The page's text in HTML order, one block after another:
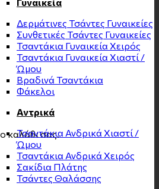
καλάθι σας.
Δερμάτινες Τσάντες Γυναικείες
Συνθετικές Τσάντες Γυναικείες
Τσαντάκια Γυναικεία Χειρός
Τσαντάκια Γυναικεία Χιαστί /
Ώμου
Βραδινά Τσαντάκια
Φάκελοι
Αντρικά
Τσαντάκια Ανδρικά Χιαστί /
Ώμου
Τσαντάκια Ανδρικά Χειρός
Σακίδια Πλάτης
Τσάντες Θαλάσσης